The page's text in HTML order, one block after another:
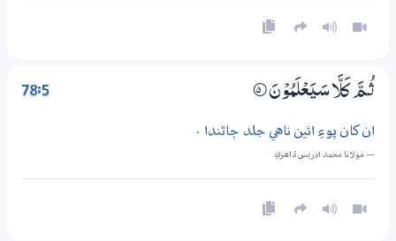
78:5 ثُـمَّ كَلَّا سَيَعْلَمُوْنَ 5‏۝
ان کان پوءِ ائين ناهي جلد ڄاڻندا .
— مولانا محمد ادريس ڏاھري